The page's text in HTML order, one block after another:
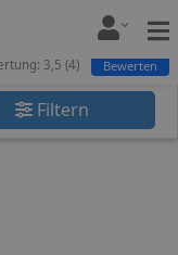
Filtern
3,5 (4) Bewerten